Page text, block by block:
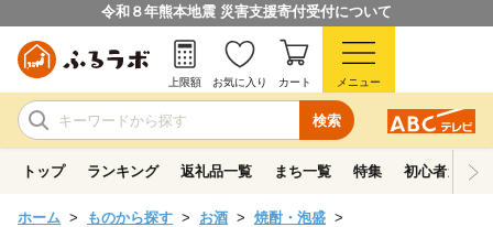
令和８年熊本地震 災害支援寄付受付について
検索
上限額 お気に入り カート メニュー
トップ ランキング 返礼品一覧 まち一覧 特集 初心者ガイド
ホーム ものから探す お酒
焼酎・泡盛